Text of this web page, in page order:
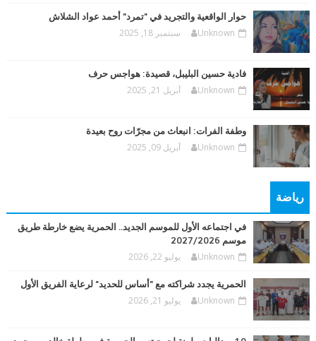
حوار الواقعية والتجريد في "تمرد" أحمد عواد الشلاش
Unknown سبتمبر 18, 2025
فادية حسين البليبل، قصيدة: هواجس حرف
Unknown أبريل 21, 2025
وطفة الفرات: انبعاث من مجرّات روح بعيدة
Unknown أبريل 09, 2025
رياضة
في اجتماعه الأول للموسم الجديد.. الحمرية يضع خارطة طريق
موسم 2027/2026
Unknown يوليو 22, 2026
الحمرية يجدد شراكته مع "أساس للحديد" لرعاية الفريق الأول
Unknown يوليو 21, 2026